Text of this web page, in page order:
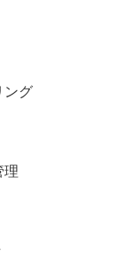
ング
理